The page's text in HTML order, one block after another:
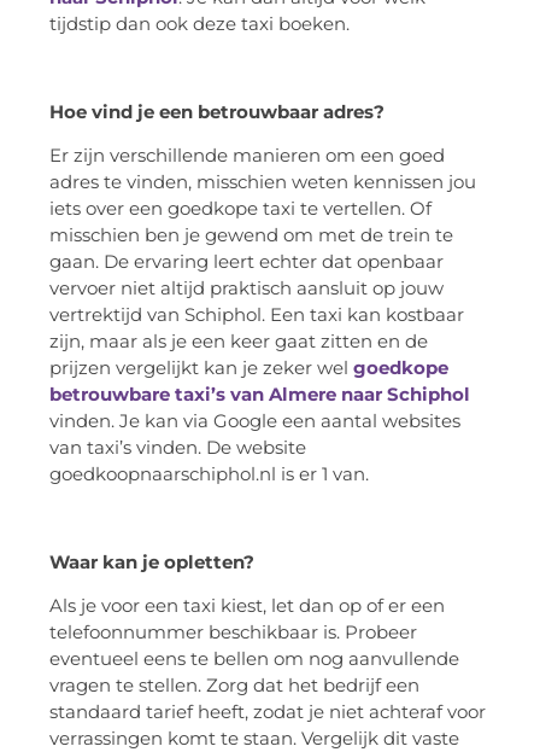
tijdstip dan ook deze taxi boeken.
Hoe vind je een betrouwbaar adres?
Er zijn verschillende manieren om een goed
adres te vinden, misschien weten kennissen jou
iets over een goedkope taxi te vertellen. Of
misschien ben je gewend om met de trein te
gaan. De ervaring leert echter dat openbaar
vervoer niet altijd praktisch aansluit op jouw
vertrektijd van Schiphol. Een taxi kan kostbaar
zijn, maar als je een keer gaat zitten en de
prijzen vergelijkt kan je zeker wel goedkope
betrouwbare taxi’s van Almere naar Schiphol
vinden. Je kan via Google een aantal websites
van taxi’s vinden. De website
goedkoopnaarschiphol.nl is er 1 van.
Waar kan je opletten?
Als je voor een taxi kiest, let dan op of er een
telefoonnummer beschikbaar is. Probeer
eventueel eens te bellen om nog aanvullende
vragen te stellen. Zorg dat het bedrijf een
standaard tarief heeft, zodat je niet achteraf voor
verrassingen komt te staan. Vergelijk dit vaste